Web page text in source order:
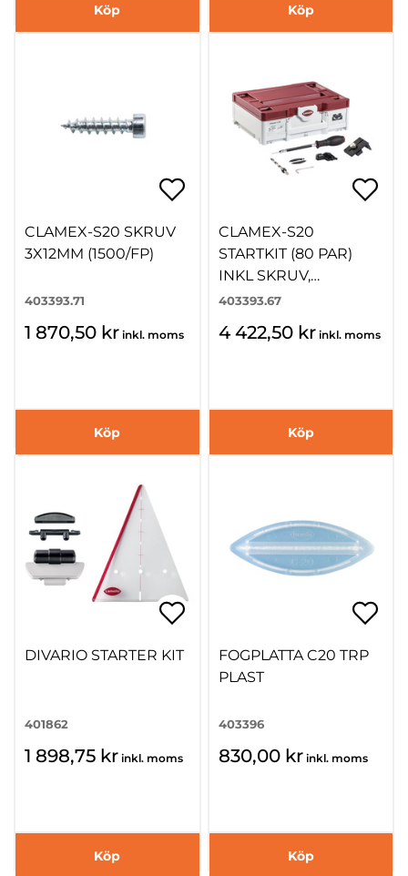
Köp Köp
CLAMEX-S20 SKRUV
3X12MM (1500/FP)
403393.71
1 870,50 kr inkl. moms
Köp
CLAMEX-S20
STARTKIT (80 PAR)
INKL SKRUV,
BORRJIG, VERKTYG
403393.67
4 422,50 kr inkl. moms
Köp
DIVARIO STARTER KIT
401862
1 898,75 kr inkl. moms
Köp
FOGPLATTA C20 TRP
PLAST
403396
830,00 kr inkl. moms
Köp